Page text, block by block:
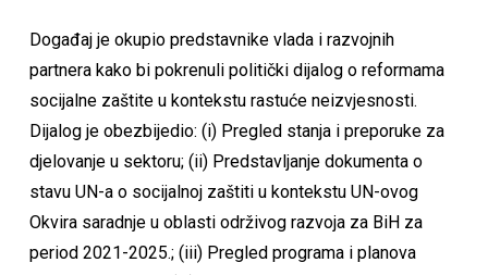
Događaj je okupio predstavnike vlada i razvojnih
partnera kako bi pokrenuli politički dijalog o reformama
socijalne zaštite u kontekstu rastuće neizvjesnosti.
Dijalog je obezbijedio: (i) Pregled stanja i preporuke za
djelovanje u sektoru; (ii) Predstavljanje dokumenta o
stavu UN-a o socijalnoj zaštiti u kontekstu UN-ovog
Okvira saradnje u oblasti održivog razvoja za BiH za
period 2021-2025.; (iii) Pregled programa i planova